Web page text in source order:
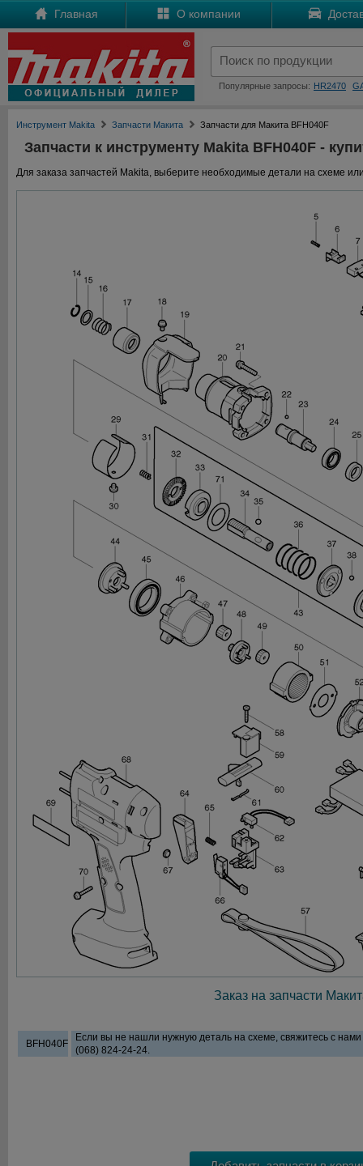
Главная О компании
Популярные запросы: HR2470
Инструмент Makita Запчасти Макита Запчасти для Макита BFH040F
Запчасти к инструменту Makita BFH040F -
Для заказа запчастей Makita, выберите необходимые детали на схеме
Заказ на запчасти
BFH040F
Если вы не нашли нужную деталь на схеме, свяжитесь с
(068) 824-24-24.